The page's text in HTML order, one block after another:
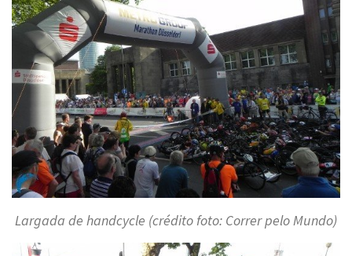
Largada de handcycle (crédito foto: Correr pelo Mundo)